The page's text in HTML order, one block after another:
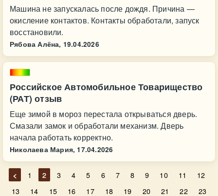
Машина не запускалась после дождя. Причина —
окисление контактов. Контакты обработали, запуск
восстановили.
Рябова Алёна, 19.04.2026
Российское Автомобильное Товарищество
(РАТ) отзыв
Еще зимой в мороз перестала открываться дверь.
Смазали замок и обработали механизм. Дверь
начала работать корректно.
Николаева Мария, 17.04.2026
< 1 2 3 4 5 6 7 8 9 10 11
12
13
14 15 16 17 18 19 20 21 22
23